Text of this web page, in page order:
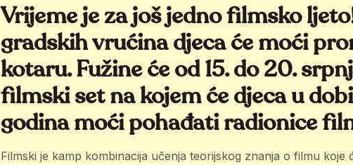
Vrijeme je za još jedno filmsko
gradskih vrućina djeca će moći
kotaru. Fužine će od 15. do 20.
filmski set na kojem će djeca u dobi
godina moći pohađati radionice
Filmski je kamp kombinacija učenja teorijskog znanja o filmu koje